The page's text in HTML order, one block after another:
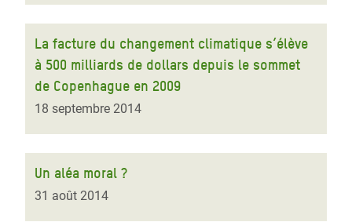
La facture du changement climatique s’élève
à 500 milliards de dollars depuis le sommet
de Copenhague en 2009
18 septembre 2014
Un aléa moral ?
31 août 2014